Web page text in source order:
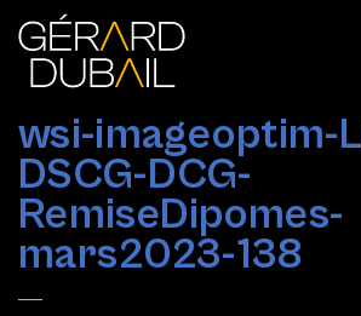
wsi-imageoptim-
DSCG-DCG-
RemiseDipomes-
mars2023-138